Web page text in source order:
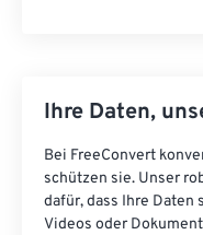
Ihre Daten,
Bei FreeConvert
schützen sie. Unser
dafür, dass Ihre Daten
Videos oder